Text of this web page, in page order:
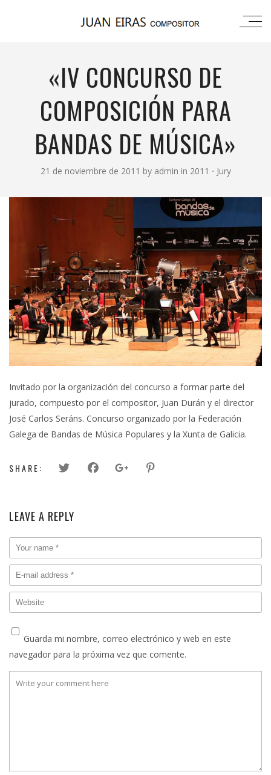
«IV CONCURSO DE
COMPOSICIÓN PARA
BANDAS DE MÚSICA»
21 de noviembre de 2011 by admin in 2011 ⋅ Jury
Invitado por la organización del concurso a formar parte del
jurado, compuesto por el compositor, Juan Durán y el director
José Carlos Seráns. Concurso organizado por la Federación
Galega de Bandas de Música Populares y la Xunta de Galicia.
SHARE:
LEAVE A REPLY
Guarda mi nombre, correo electrónico y web en este
navegador para la próxima vez que comente.